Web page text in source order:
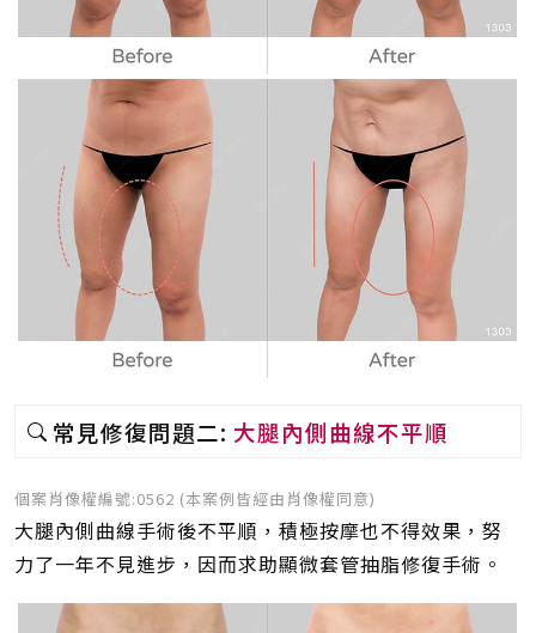
常見修復問題二: 大腿內側曲線不平順
個案肖像權編號:0562 (本案例皆經由肖像權同意)
大腿內側曲線手術後不平順，積極按摩也不得效果，努
力了一年不見進步，因而求助顯微套管抽脂修復手術。